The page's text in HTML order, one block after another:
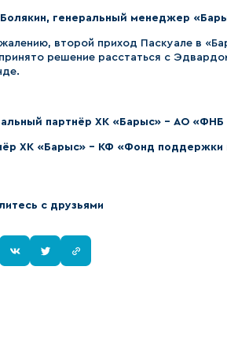
генеральный менеджер
второй приход Паскуале в
решение расстаться с
партнёр ХК «Барыс» – АО
ХК «Барыс» - КФ «Фонд поддержки
с друзьями